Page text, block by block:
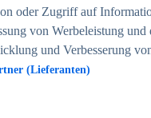
oder Zugriff auf
von Werbeleistung
und Verbesserung
(Lieferanten)